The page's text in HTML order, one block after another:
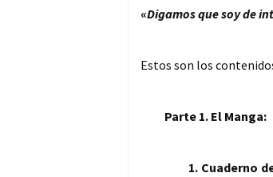
«Digamos que soy de
Estos son los
Parte 1. El Manga:
1. Cuaderno